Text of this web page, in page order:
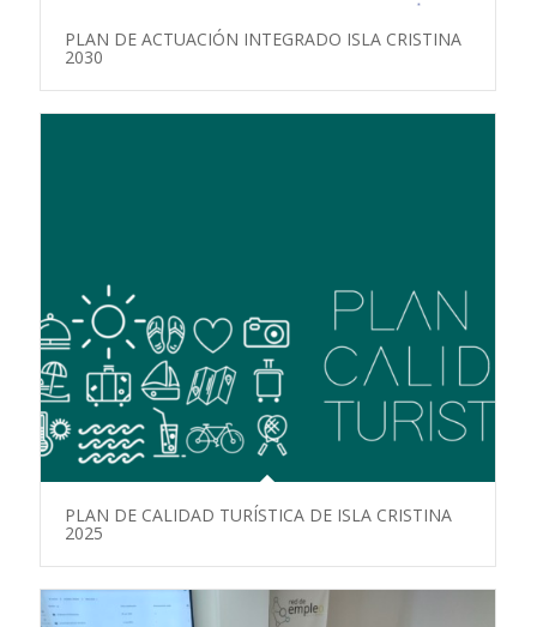
PLAN DE ACTUACIÓN INTEGRADO ISLA CRISTINA
2030
PLAN DE CALIDAD TURÍSTICA DE ISLA CRISTINA
2025